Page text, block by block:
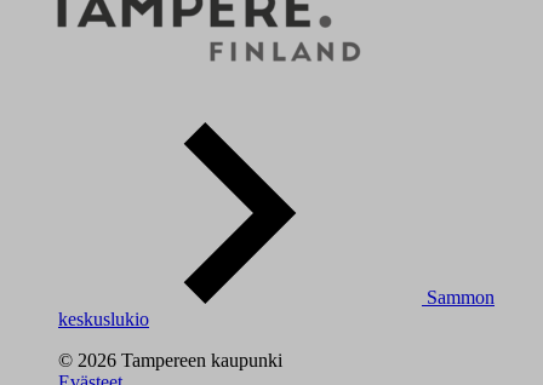
Sammon
keskuslukio
© 2026 Tampereen kaupunki